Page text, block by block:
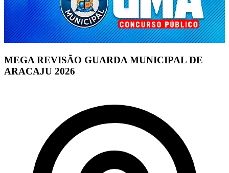
MEGA REVISÃO GUARDA MUNICIPAL DE
ARACAJU 2026